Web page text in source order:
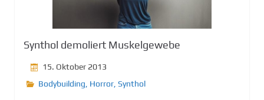
Synthol demoliert Muskelgewebe
15. Oktober 2013
Bodybuilding, Horror, Synthol